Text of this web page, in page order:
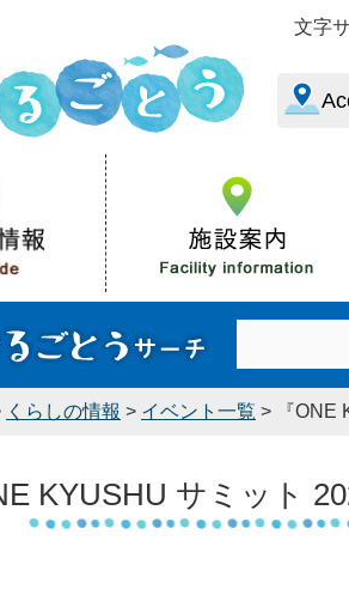
文字
くらしの情報 > イベント一覧 > 『ONE
KYUSHU サミット